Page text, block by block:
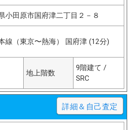
小田原市国府津二丁目２－８
線（東京〜熱海） 国府津 (12分)
地上階数
9階建て /
SRC
詳細＆自己査定